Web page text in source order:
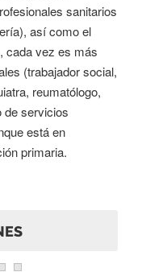
sanitarios
así como el
cada vez es más
(trabajador social,
reumatólogo,
de servicios
está en
primaria.